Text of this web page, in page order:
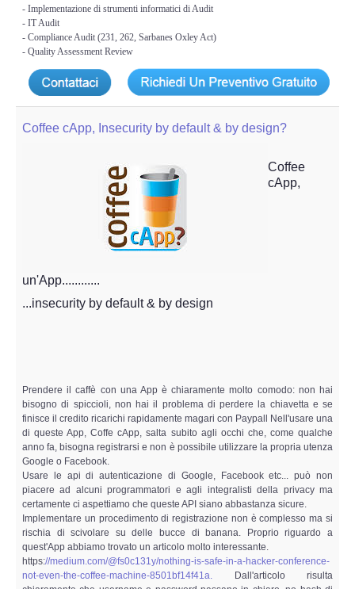
- Implementazione di strumenti informatici di Audit
- IT Audit
- Compliance Audit (231, 262, Sarbanes Oxley Act)
- Quality Assessment Review
Coffee cApp, Insecurity by default & by design?
Coffee
cApp,
un'App............
...insecurity by default & by design
Prendere il caffè con una App è chiaramente molto comodo: non hai
bisogno di spiccioli, non hai il problema di perdere la chiavetta e se
finisce il credito ricarichi rapidamente magari con Paypall Nell'usare una
di queste App, Coffe cApp, salta subito agli occhi che, come qualche
anno fa, bisogna registrarsi e non è possibile utilizzare la propria utenza
Google o Facebook.
Usare le api di autenticazione di Google, Facebook etc... può non
piacere ad alcuni programmatori e agli integralisti della privacy ma
certamente ci aspettiamo che queste API siano abbastanza sicure.
Implementare un procedimento di registrazione non è complesso ma si
rischia di scivolare su delle bucce di banana. Proprio riguardo a
quest'App abbiamo trovato un articolo molto interessante.
https://medium.com/@fs0c131y/nothing-is-safe-in-a-hacker-conference-
not-even-the-coffee-machine-8501bf14f41a. Dall'articolo risulta